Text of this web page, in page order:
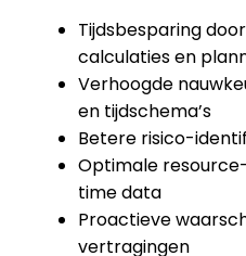
Tijdsbesparing
calculaties en
Verhoogde
en tijdschema’s
Betere risico-
Optimale
time data
Proactieve
vertragingen